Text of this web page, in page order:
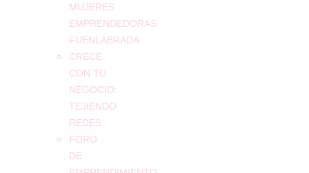
MUJERES
EMPRENDEDORAS
FUENLABRADA
CRECE
CON TU
NEGOCIO:
TEJIENDO
REDES
FORO
DE